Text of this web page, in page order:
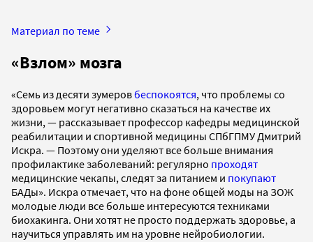
Материал по теме
«Взлом» мозга
«Семь из десяти зумеровбеспокоятся, что проблемы со
здоровьем могут негативно сказаться на качестве их
жизни, — рассказывает профессор кафедры медицинской
реабилитации и спортивной медицины СПбГПМУ Дмитрий
Искра. — Поэтому они уделяют все больше внимания
профилактике заболеваний: регулярно проходят
медицинские чекапы, следят за питанием и покупают
БАДы». Искра отмечает, что на фоне общей моды на ЗОЖ
молодые люди все больше интересуются техниками
биохакинга. Они хотят не просто поддержать здоровье, а
научиться управлять им на уровне нейробиологии.